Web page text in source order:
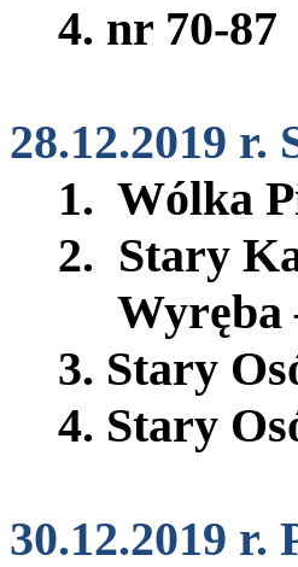
4. nr 70-87
28.12.2019 r.
1. Wólka
2. Stary
Wyręba –
3. Stary
4. Stary
30.12.2019 r.